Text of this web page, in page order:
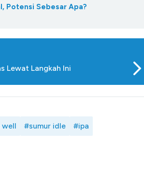
Potensi Sebesar Apa?
Lewat Langkah Ini
well #sumur idle #ipa